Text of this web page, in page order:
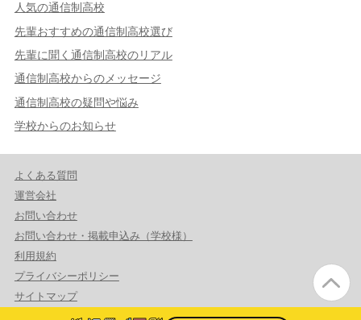
人気の通信制高校
先輩おすすめの通信制高校選び
先輩に聞く通信制高校のリアル
通信制高校からのメッセージ
通信制高校の疑問や悩み
学校からのお知らせ
よくある質問
運営会社
お問い合わせ
お問い合わせ・掲載申込み（学校様）
利用規約
プライバシーポリシー
サイトマップ